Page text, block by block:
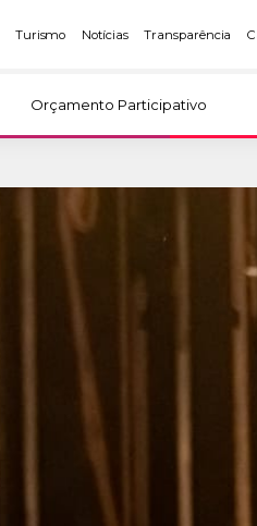
Turismo Notícias Transparência
Orçamento Participativo